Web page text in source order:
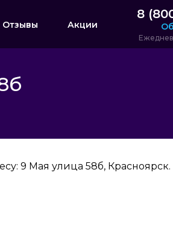
Отзывы Акции
8
9 Мая улица 58б, Красноярск.